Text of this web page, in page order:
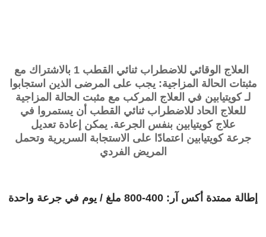
العلاج الوقائي للاضطراب ثنائي القطب 1 بالاشتراك مع
مثبتات الحالة المزاجية: يجب على المرضى الذين استجابوا
لـكويتيابين في العلاج المركب مع مثبت الحالة المزاجية
للعلاج الحاد للاضطراب ثنائي القطب أن يستمروا في
علاجكويتيابين بنفس الجرعة. يمكن إعادة تعديل
جرعةكويتيابين اعتمادًا على الاستجابة السريرية وتحمل
المريض الفردي
إطالة ممتدة أكس آر: 400-800 ملغ / يوم في جرعة واحدة